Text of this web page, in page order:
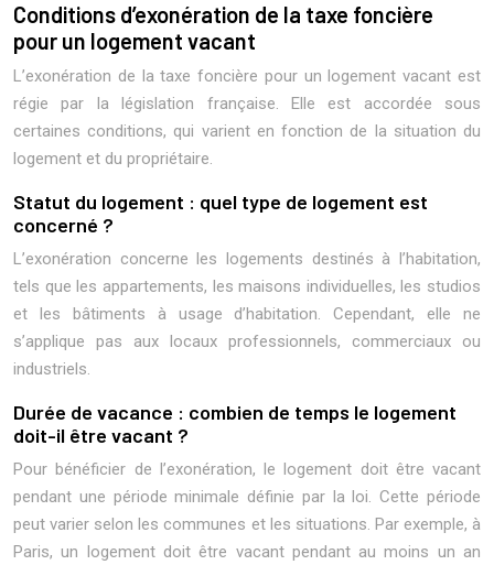
Conditions d’exonération de la taxe foncière
pour un logement vacant
L’exonération de la taxe foncière pour un logement vacant est
régie par la législation française. Elle est accordée sous
certaines conditions, qui varient en fonction de la situation du
logement et du propriétaire.
Statut du logement : quel type de logement est
concerné ?
L’exonération concerne les logements destinés à l’habitation,
tels que les appartements, les maisons individuelles, les studios
et les bâtiments à usage d’habitation. Cependant, elle ne
s’applique pas aux locaux professionnels, commerciaux ou
industriels.
Durée de vacance : combien de temps le logement
doit-il être vacant ?
Pour bénéficier de l’exonération, le logement doit être vacant
pendant une période minimale définie par la loi. Cette période
peut varier selon les communes et les situations. Par exemple, à
Paris, un logement doit être vacant pendant au moins un an